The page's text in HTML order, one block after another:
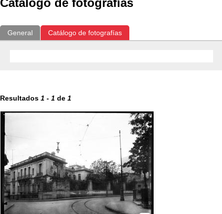
Catálogo de fotografías
General Catálogo de fotografías
Resultados 1 - 1 de 1